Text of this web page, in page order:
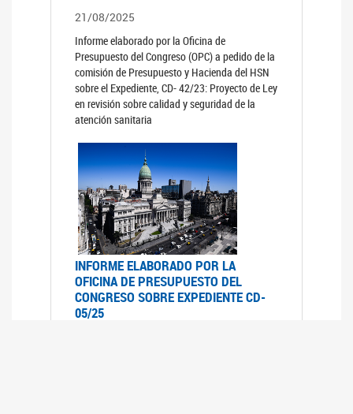
21/08/2025
Informe elaborado por la Oficina de
Presupuesto del Congreso (OPC) a pedido de la
comisión de Presupuesto y Hacienda del HSN
sobre el Expediente, CD- 42/23: Proyecto de Ley
en revisión sobre calidad y seguridad de la
atención sanitaria
INFORME ELABORADO POR LA
OFICINA DE PRESUPUESTO DEL
CONGRESO SOBRE EXPEDIENTE CD-
05/25